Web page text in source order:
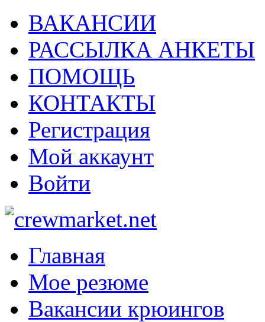
ВАКАНСИИ
РАССЫЛКА АНКЕТЫ
ПОМОЩЬ
КОНТАКТЫ
Регистрация
Мой аккаунт
Войти
Главная
Мое резюме
Вакансии крюингов